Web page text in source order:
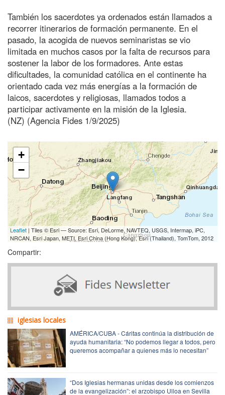
También los sacerdotes ya ordenados están llamados a
recorrer itinerarios de formación permanente. En el
pasado, la acogida de nuevos seminaristas se vio
limitada en muchos casos por la falta de recursos para
sostener la labor de los formadores. Ante estas
dificultades, la comunidad católica en el continente ha
orientado cada vez más energías a la formación de
laicos, sacerdotes y religiosas, llamados todos a
participar activamente en la misión de la Iglesia.
(NZ) (Agencia Fides 1/9/2025)
+
−
Leaflet| Tiles © Esri — Source: Esri, DeLorme, NAVTEQ, USGS, Intermap, iPC,
NRCAN, Esri Japan, METI, Esri China (Hong Kong), Esri (Thailand), TomTom, 2012
Compartir:
iglesias locales
AMÉRICA/CUBA - Cáritas continúa la distribución de
ayuda humanitaria: “No podemos llegar a todos, pero
queremos acompañar a quienes más lo necesitan”
“Dos Iglesias hermanas unidas desde los comienzos
de la evangelización”: el arzobispo Ulloa en Sevilla